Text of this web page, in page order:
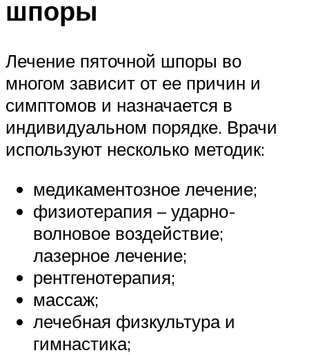
шпоры
Лечение пяточной шпоры во
многом зависит от ее причин и
симптомов и назначается в
индивидуальном порядке. Врачи
используют несколько методик:
медикаментозное лечение;
физиотерапия – ударно-
волновое воздействие;
лазерное лечение;
рентгенотерапия;
массаж;
лечебная физкультура и
гимнастика;